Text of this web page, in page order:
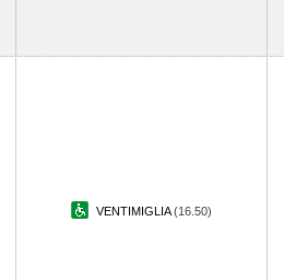
VENTIMIGLIA(16.50)